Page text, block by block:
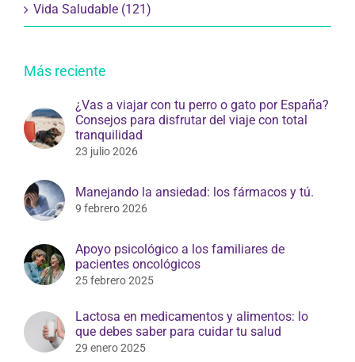
Vida Saludable (121)
Más reciente
¿Vas a viajar con tu perro o gato por España?
Consejos para disfrutar del viaje con total
tranquilidad
23 julio 2026
Manejando la ansiedad: los fármacos y tú.
9 febrero 2026
Apoyo psicológico a los familiares de
pacientes oncológicos
25 febrero 2025
Lactosa en medicamentos y alimentos: lo
que debes saber para cuidar tu salud
29 enero 2025